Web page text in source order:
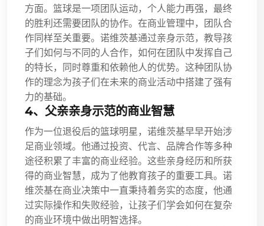
方面。篮球是一项团队运动，个人能力再强，最终
的胜利还需要团队的协作。在商业管理中，团队合
作同样至关重要。诺维茨基通过亲身示范，教导孩
子们如何与不同的人合作，如何在团队中发挥自己
的特长，同时尊重和依赖他人的优势。这种团队协
作的理念为孩子们在未来的商业活动中搭建了强有
力的基础。
4、父亲亲身示范的商业智慧
作为一位退役后的篮球明星，诺维茨基早早开始涉
足商业领域。他通过投资、代言、品牌合作等多种
途径积累了丰富的商业经验。这些亲身经历和所获
得的商业智慧，成为了他教育孩子的重要工具。诺
维茨基在商业决策中一直秉持着务实的态度，他通
过实际操作和失败经验，让孩子们学会如何在复杂
的商业环境中做出明智选择。